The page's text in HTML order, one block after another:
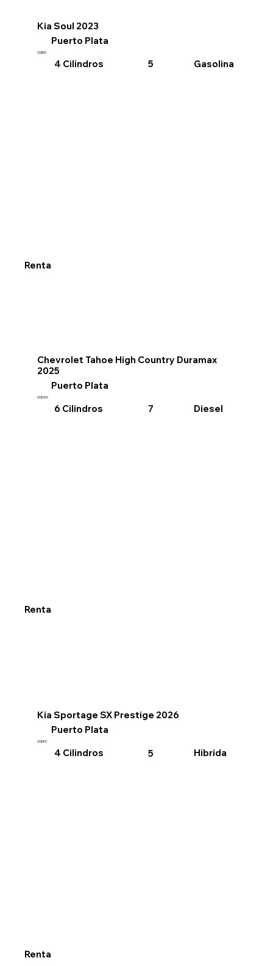
Kia Soul 2023
Puerto Plata
US$50
4 Cilindros 5 Gasolina
Renta
Chevrolet Tahoe High Country Duramax
2025
Puerto Plata
US$300
6 Cilindros 7 Diesel
Renta
Kia Sportage SX Prestige 2026
Puerto Plata
US$80
4 Cilindros 5 Hibrida
Renta